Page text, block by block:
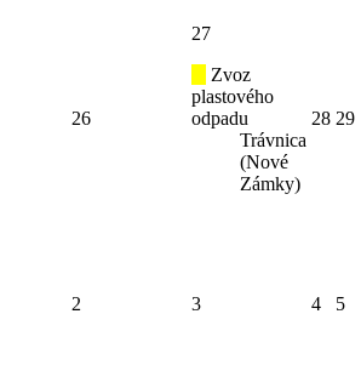
26
27
Zvoz
plastového
odpadu
Trávnica
(Nové
Zámky)
28 29
2 3 4 5